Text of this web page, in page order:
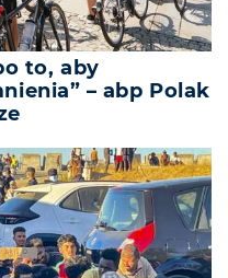
to, aby
– abp Polak